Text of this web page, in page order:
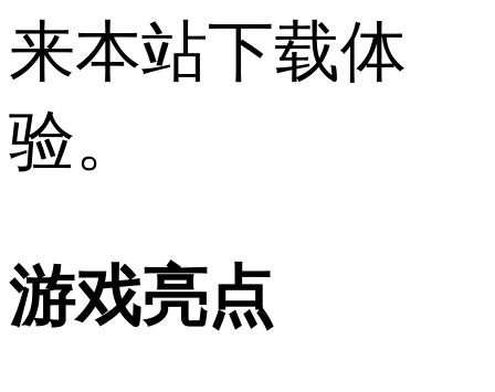
来本站下载体
验。
游戏亮点